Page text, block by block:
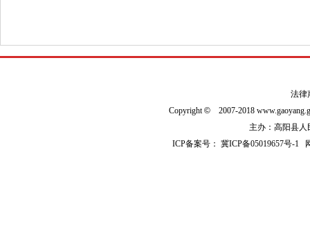
法律
Copyright© 2007-2018
主办：高阳县人
ICP备案号：冀ICP备05019657号-1